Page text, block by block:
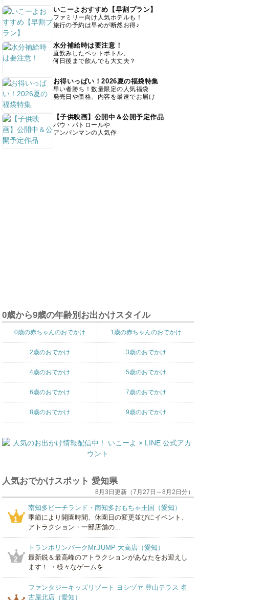
いこーよおすすめ【早割プラン】
ファミリー向け人気ホテルも！
旅行の予約は早めが断然お得♪
水分補給時は要注意！
直飲みしたペットボトル、
何日後まで飲んでも大丈夫？
お得いっぱい！2026夏の福袋特集
早い者勝ち！数量限定の人気福袋
発売日や価格、内容を最速でお届け
【子供映画】公開中＆公開予定作品
パウ・パトロールや
アンパンマンの人気作
0歳から9歳の年齢別お出かけスタイル
0歳の赤ちゃんのおでかけ 1歳の赤ちゃんのおでかけ
2歳のおでかけ 3歳のおでかけ
4歳のおでかけ 5歳のおでかけ
6歳のおでかけ 7歳のおでかけ
8歳のおでかけ 9歳のおでかけ
人気おでかけスポット 愛知県
8月3日更新（7月27日～8月2日分）
1
南知多ビーチランド・南知多おもちゃ王国（愛知）
季節により開園時間、休園日の変更並びにイベント、
アトラクション・一部店舗の...
2
トランポリンパークMr.JUMP 大高店（愛知）
最新鋭＆最高峰のアトラクションがあなたをお迎えし
ます！ ・様々なゲームを...
ファンタジーキッズリゾート ヨシヅヤ 豊山テラス 名
古屋北店（愛知）